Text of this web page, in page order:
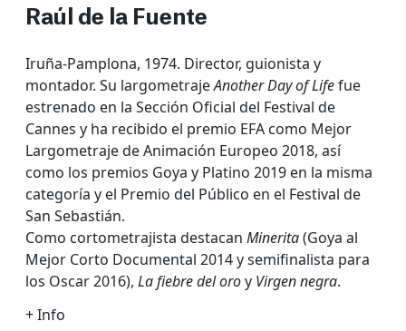
Raúl de la Fuente
Iruña-Pamplona, 1974. Director, guionista y
montador. Su largometrajeAnother Day of Lifefue
estrenado en la Sección Oficial del Festival de
Cannes y ha recibido el premio EFA como Mejor
Largometraje de Animación Europeo 2018, así
como los premios Goya y Platino 2019 en la misma
categoría y el Premio del Público en el Festival de
San Sebastián.
Como cortometrajista destacan Minerita(Goya al
Mejor Corto Documental 2014 y semifinalista para
los Oscar 2016), La fiebre del oroy Virgen negra.
+ Info